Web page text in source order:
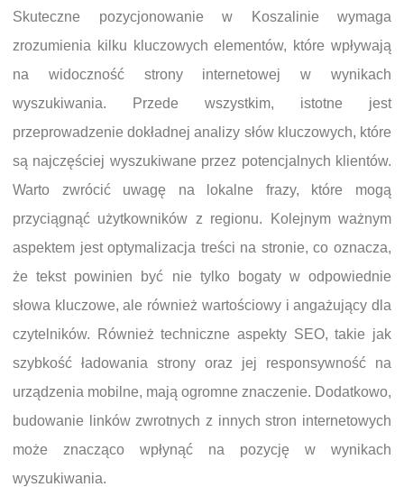
Skuteczne pozycjonowanie w Koszalinie wymaga
zrozumienia kilku kluczowych elementów, które wpływają
na widoczność strony internetowej w wynikach
wyszukiwania. Przede wszystkim, istotne jest
przeprowadzenie dokładnej analizy słów kluczowych, które
są najczęściej wyszukiwane przez potencjalnych klientów.
Warto zwrócić uwagę na lokalne frazy, które mogą
przyciągnąć użytkowników z regionu. Kolejnym ważnym
aspektem jest optymalizacja treści na stronie, co oznacza,
że tekst powinien być nie tylko bogaty w odpowiednie
słowa kluczowe, ale również wartościowy i angażujący dla
czytelników. Również techniczne aspekty SEO, takie jak
szybkość ładowania strony oraz jej responsywność na
urządzenia mobilne, mają ogromne znaczenie. Dodatkowo,
budowanie linków zwrotnych z innych stron internetowych
może znacząco wpłynąć na pozycję w wynikach
wyszukiwania.